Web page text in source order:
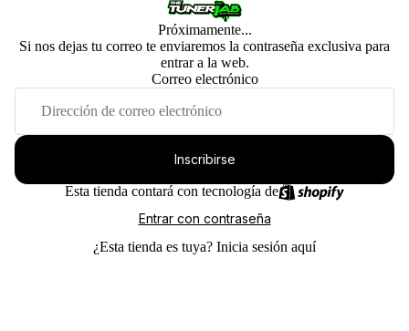
Próximamente...
Si nos dejas tu correo te enviaremos la contraseña exclusiva para
entrar a la web.
Correo electrónico
Inscribirse
Esta tienda contará con tecnología de
Entrar con contraseña
¿Esta tienda es tuya? Inicia sesión aquí